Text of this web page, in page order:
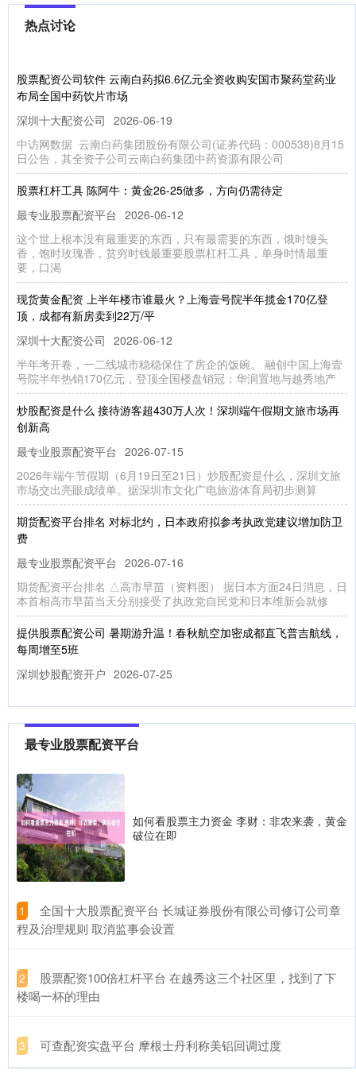
热点讨论
股票配资公司软件 云南白药拟6.6亿元全资收购安国市聚药堂药业
布局全国中药饮片市场
深圳十大配资公司 2026-06-19
中访网数据 云南白药集团股份有限公司(证券代码：000538)8月15
日公告，其全资子公司云南白药集团中药资源有限公司
股票杠杆工具 陈阿牛：黄金26-25做多，方向仍需待定
最专业股票配资平台 2026-06-12
这个世上根本没有最重要的东西，只有最需要的东西，饿时馒头
香，饱时玫瑰香，贫穷时钱最重要股票杠杆工具，单身时情最重
要，口渴
现货黄金配资 上半年楼市谁最火？上海壹号院半年揽金170亿登
顶，成都有新房卖到22万/平
深圳十大配资公司 2026-06-12
半年考开卷，一二线城市稳稳保住了房企的饭碗。 融创中国上海壹
号院半年热销170亿元，登顶全国楼盘销冠；华润置地与越秀地产
炒股配资是什么 接待游客超430万人次！深圳端午假期文旅市场再
创新高
最专业股票配资平台 2026-07-15
2026年端午节假期（6月19日至21日）炒股配资是什么，深圳文旅
市场交出亮眼成绩单。据深圳市文化广电旅游体育局初步测算
期货配资平台排名 对标北约，日本政府拟参考执政党建议增加防卫
费
最专业股票配资平台 2026-07-16
期货配资平台排名 △高市早苗（资料图） 据日本方面24日消息，日
本首相高市早苗当天分别接受了执政党自民党和日本维新会就修
提供股票配资公司 暑期游升温！春秋航空加密成都直飞普吉航线，
每周增至5班
深圳炒股配资开户 2026-07-25
期出行旺季到来，为满足旅客需求，春秋航空近期对成都直飞普吉
炒股交易系统 和讯信息李景峰：AI科技大反攻！你加仓了吗？
炒股交易系统 创业板强势大涨，散户还能不能加仓？我觉得还有机
会，给大家聊一聊，大家参考一下。 这两天无论是直播还是短视频
资深的配资平台 交易提示：因美国独立日假期 周五美股休市一天
深圳炒股配资开户 2026-07-18
资深的配资平台 智通财经APP获悉资深的配资平台，受美国独立日
假期(7月3日)影响，美国6月非农数据将提前于北京时间7月
最专业股票配资平台
如何看股票主力资金 李财：非农来袭，黄金
破位在即
1
​全国十大股票配资平台 长城证券股份有限公司修订公司章
程及治理规则 取消监事会设置
2
​股票配资100倍杠杆平台 在越秀这三个社区里，找到了下
楼喝一杯的理由
3 ​可查配资实盘平台 摩根士丹利称美铝回调过度